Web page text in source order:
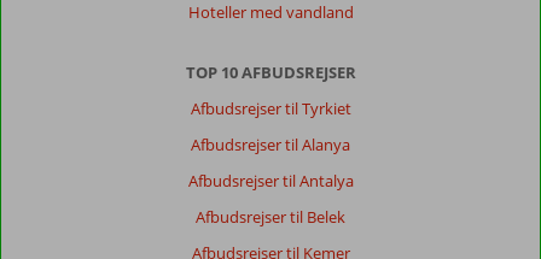
Hoteller med vandland
TOP 10 AFBUDSREJSER
Afbudsrejser til Tyrkiet
Afbudsrejser til Alanya
Afbudsrejser til Antalya
Afbudsrejser til Belek
Afbudsrejser til Kemer